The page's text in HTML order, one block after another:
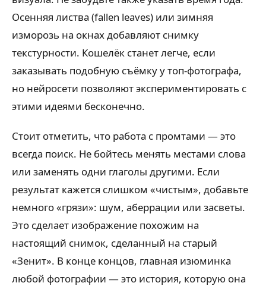
Осенняя листва (fallen leaves) или зимняя
изморозь на окнах добавляют снимку
текстурности. Кошелёк станет легче, если
заказывать подобную съёмку у топ-фотографа,
но нейросети позволяют экспериментировать с
этими идеями бесконечно.
Стоит отметить, что работа с промтами — это
всегда поиск. Не бойтесь менять местами слова
или заменять одни глаголы другими. Если
результат кажется слишком «чистым», добавьте
немного «грязи»: шум, аберрации или засветы.
Это сделает изображение похожим на
настоящий снимок, сделанный на старый
«Зенит». В конце концов, главная изюминка
любой фотографии — это история, которую она